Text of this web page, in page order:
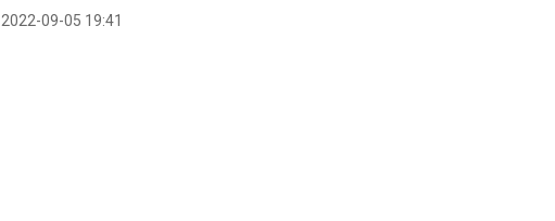
2022-09-05 19:41